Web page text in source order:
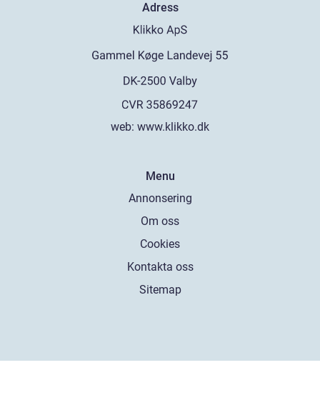
Adress
web: www.klikko.dk
Menu
Annonsering
Om oss
Cookies
Kontakta oss
Sitemap